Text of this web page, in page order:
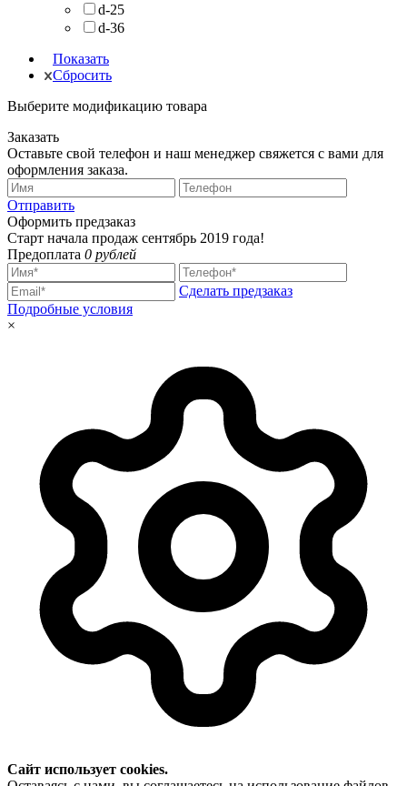
d-25
d-36
Показать
Сбросить
Выберите модификацию товара
Заказать
Оставьте свой телефон и наш менеджер свяжется с вами для
оформления заказа.
Отправить
Оформить предзаказ
Старт начала продаж сентябрь 2019 года!
Предоплата 0 рублей
Сделать предзаказ
Подробные условия
×
Сайт использует cookies.